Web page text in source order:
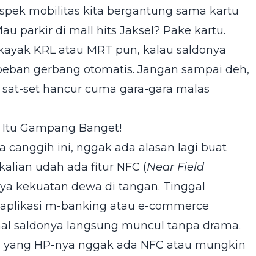
mobilitas kita bergantung sama kartu
parkir di mall hits Jaksel? Pake kartu.
KRL atau MRT pun, kalau saldonya
gerbang otomatis. Jangan sampai deh,
set hancur cuma gara-gara malas
Gampang Banget!
canggih ini, nggak ada alasan lagi buat
udah ada fitur NFC (Near Field
kekuatan dewa di tangan. Tinggal
m-banking atau e-commerce
saldonya langsung muncul tanpa drama.
HP-nya nggak ada NFC atau mungkin